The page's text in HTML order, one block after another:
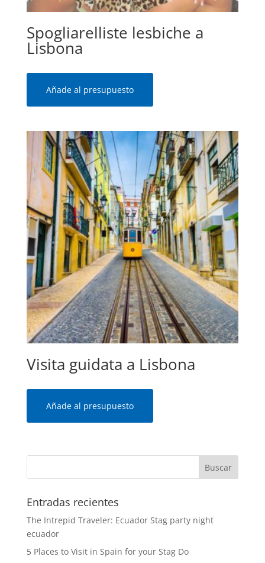
Spogliarelliste lesbiche a
Lisbona
Añade al presupuesto
Visita guidata a Lisbona
Añade al presupuesto
Entradas recientes
The Intrepid Traveler: Ecuador Stag party night
ecuador
5 Places to Visit in Spain for your Stag Do